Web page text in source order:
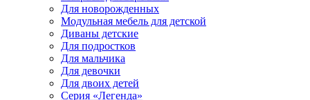
Для новорожденных
Модульная мебель для детской
Диваны детские
Для подростков
Для мальчика
Для девочки
Для двоих детей
Серия «Легенда»